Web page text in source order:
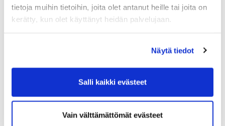
tietoja muihin tietoihin, joita olet antanut heille tai joita on
kerätty, kun olet käyttänyt heidän palvelujaan.
Näytä tiedot
Salli kaikki evästeet
Vain välttämättömät evästeet